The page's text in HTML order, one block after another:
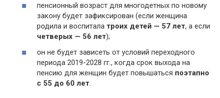
пенсионный возраст для многодетных по новому
закону будет зафиксирован (если женщина
родила и воспитала троих детей — 57 лет, а если
четверых — 56 лет);
он не будет зависеть от условий переходного
периода 2019-2028 гг., когда срок выхода на
пенсию для женщин будет повышаться поэтапно
с 55 до 60 лет.